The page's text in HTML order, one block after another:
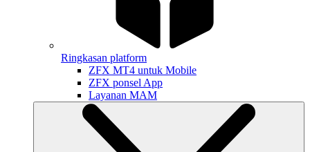
Ringkasan platform
ZFX MT4 untuk Mobile
ZFX ponsel App
Layanan MAM